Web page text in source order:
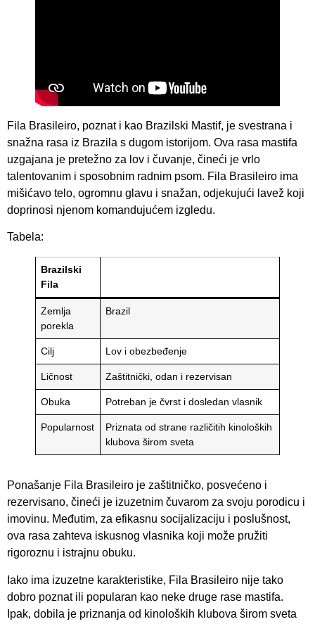
Fila Brasileiro, poznat i kao Brazilski Mastif, je svestrana i
snažna rasa iz Brazila s dugom istorijom. Ova rasa mastifa
uzgajana je pretežno za lov i čuvanje, čineći je vrlo
talentovanim i sposobnim radnim psom. Fila Brasileiro ima
mišićavo telo, ogromnu glavu i snažan, odjekujući lavež koji
doprinosi njenom komandujućem izgledu.
Tabela:
Brazilski
Fila
Zemlja
porekla
Brazil
Cilj Lov i obezbeđenje
Ličnost Zaštitnički, odan i rezervisan
Obuka Potreban je čvrst i dosledan vlasnik
Popularnost
Priznata od strane različitih kinoloških
klubova širom sveta
Ponašanje Fila Brasileiro je zaštitničko, posvećeno i
rezervisano, čineći je izuzetnim čuvarom za svoju porodicu i
imovinu. Međutim, za efikasnu socijalizaciju i poslušnost,
ova rasa zahteva iskusnog vlasnika koji može pružiti
rigoroznu i istrajnu obuku.
Iako ima izuzetne karakteristike, Fila Brasileiro nije tako
dobro poznat ili popularan kao neke druge rase mastifa.
Ipak, dobila je priznanja od kinoloških klubova širom sveta